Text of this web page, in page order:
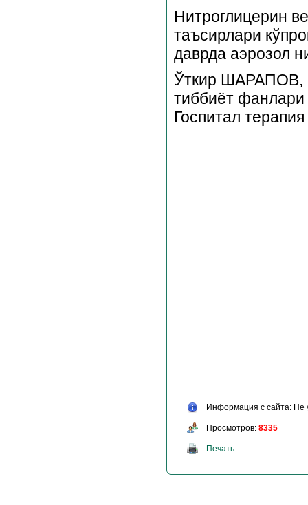
Нитроглицерин
таъсирлари
даврда аэрозол
Ўткир ШАРАПОВ,
тиббиёт фанлари
Госпитал
Информация с сайта: Не
Просмотров: 8335
Печать